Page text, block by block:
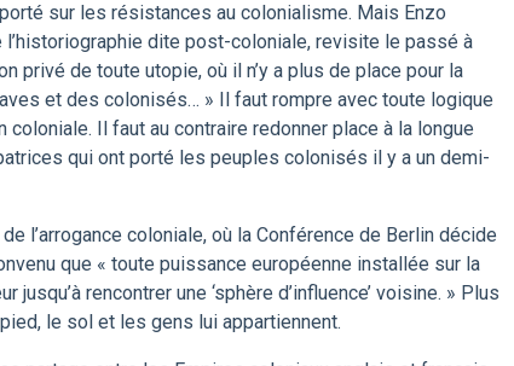
sur les résistances au colonialisme. Mais Enzo
dite post-coloniale, revisite le passé à
privé de toute utopie, où il n’y a plus de place pour la
et des colonisés… » Il faut rompre avec toute logique
Il faut au contraire redonner place à la longue
qui ont porté les peuples colonisés il y a un demi-
l’arrogance coloniale, où la Conférence de Berlin décide
que « toute puissance européenne installée sur la
rencontrer une ‘sphère d’influence’ voisine. » Plus
le sol et les gens lui appartiennent.